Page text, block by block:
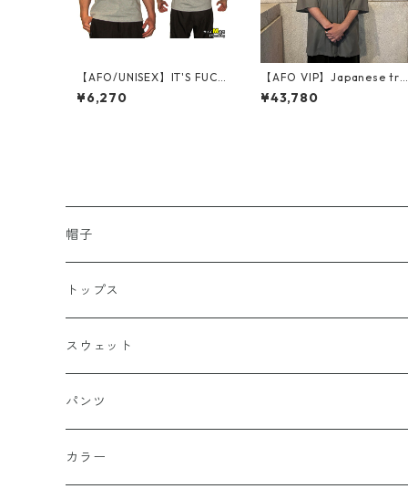
【AFO/UNISEX】IT'S FUCK
IN MEDIA Tシャツ（グレ
ー）【ゆうパケット配送対
¥6,270
【AFO VIP】Japanese tra
ditional clothing Shirts
【ワサビグリーン】
¥43,780
帽子
キャップ
スナップバック
フィッテド（サイズ調整無）
ドゥラグ
スカルキャップ
ハンチング
トップス
Ｔシャツ
半袖
長袖
シャツ（半袖）
シャツ（長袖）
スウェット
トレーナー
パーカー
パンツ
ハーフ
カラー